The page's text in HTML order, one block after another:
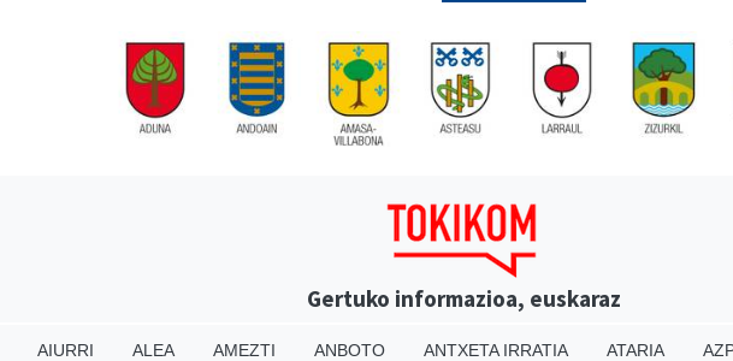
Gertuko informazioa, euskaraz
AIURRI ALEA AMEZTI ANBOTO ANTXETA IRRATIA ATARIA